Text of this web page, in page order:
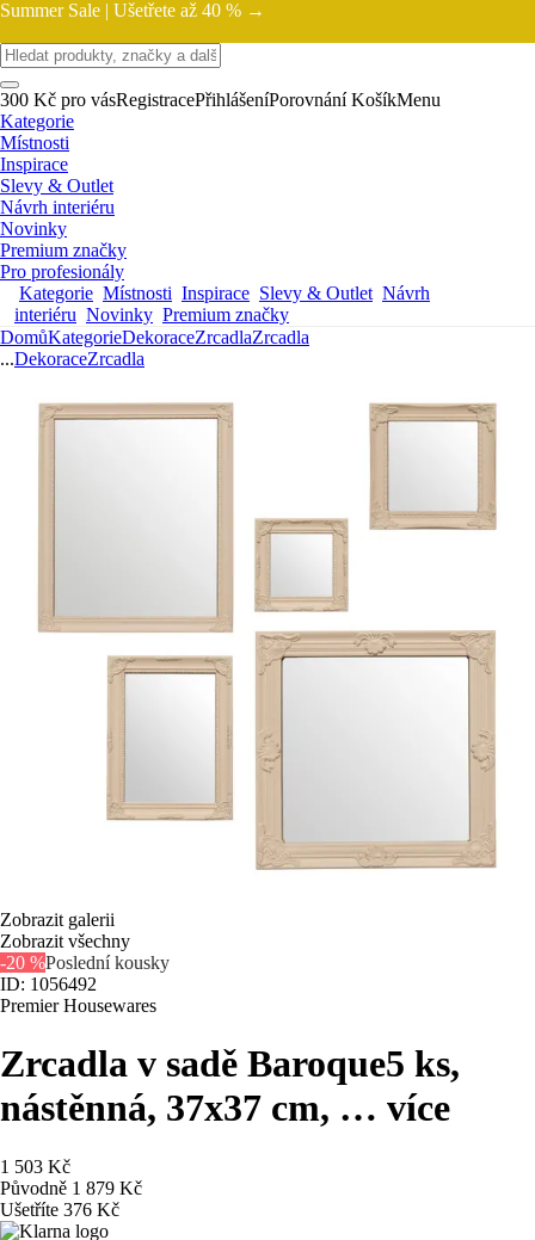
Summer Sale | Ušetřete až 40 % →
300 Kč pro vásRegistracePřihlášeníPorovnání KošíkMenu
Kategorie
Místnosti
Inspirace
Slevy & Outlet
Návrh interiéru
Novinky
Premium značky
Pro profesionály
Kategorie Místnosti Inspirace Slevy & Outlet Návrh
interiéru Novinky Premium značky
DomůKategorieDekoraceZrcadlaZrcadla
...DekoraceZrcadla
Zobrazit galerii
Zobrazit všechny
-20 %Poslední kousky
ID: 1056492
Premier Housewares
Zrcadla v sadě Baroque5 ks,
nástěnná, 37x37 cm, … více
1 503 Kč
Původně 1 879 Kč
Ušetříte 376 Kč